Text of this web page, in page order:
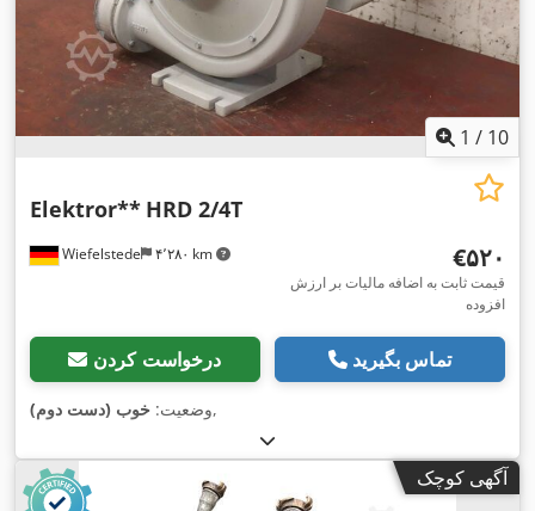
1 / 10
Wiefelstede ۴٬۲۸۰ km
Elektror** HRD 2/4T
‎€۵۲۰
قیمت ثابت به اضافه مالیات بر ارزش
افزوده
درخواست کردن تماس بگیرید
وضعیت: خوب (دست دوم) ,
آگهی کوچک